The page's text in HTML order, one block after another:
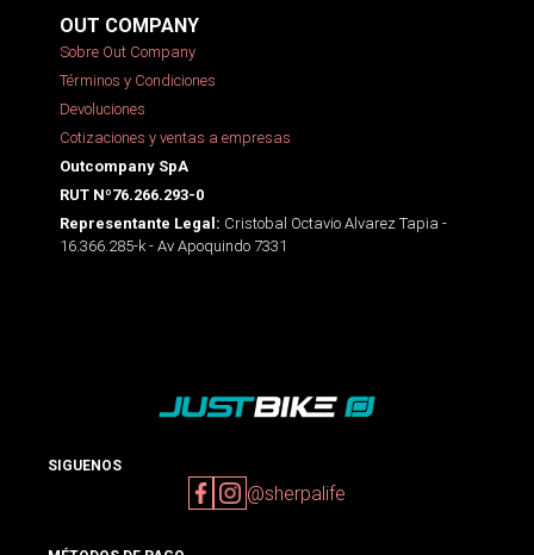
OUT COMPANY
Sobre Out Company
Términos y Condiciones
Devoluciones
Cotizaciones y ventas a empresas
Outcompany SpA
RUT Nº76.266.293-0
Representante Legal: Cristobal Octavio Alvarez Tapia -
16.366.285-k - Av Apoquindo 7331
SIGUENOS
@sherpalife